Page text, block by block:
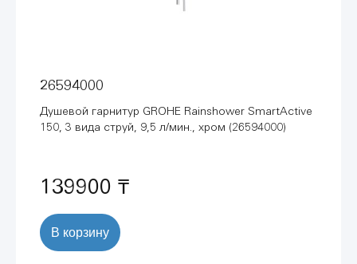
26594000
Душевой гарнитур GROHE Rainshower SmartActive
150, 3 вида струй, 9,5 л/мин., хром (26594000)
139900 ₸
В корзину